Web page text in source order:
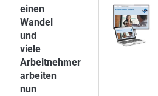
einen
Wandel
und
viele
Arbeitnehmer
arbeiten
nun